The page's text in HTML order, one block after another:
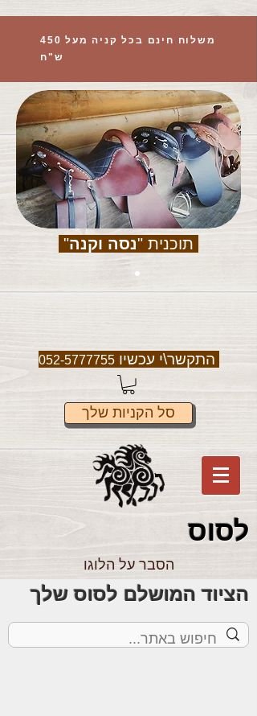
משלוח חינם בכל קניה מעל 450
ש"ח
תוכנית "נסה וקנה"
התקשר\י עכשיו052-5777755
סל הקניות שלך
לסוס
הסבר על הלוגו
הציוד המושלם לסוס שלך